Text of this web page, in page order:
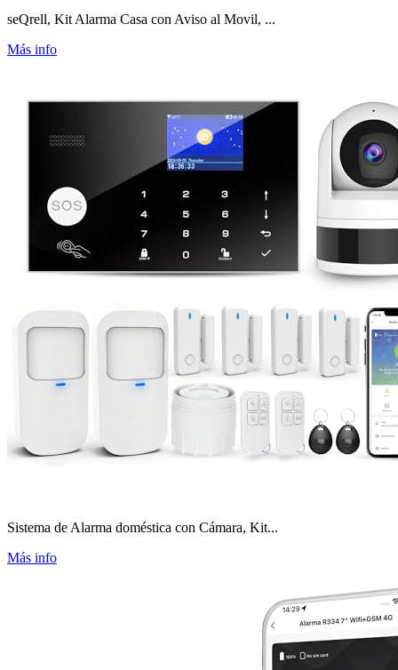
seQrell, Kit Alarma Casa con Aviso al Movil, ...
Más info
Sistema de Alarma doméstica con Cámara, Kit...
Más info